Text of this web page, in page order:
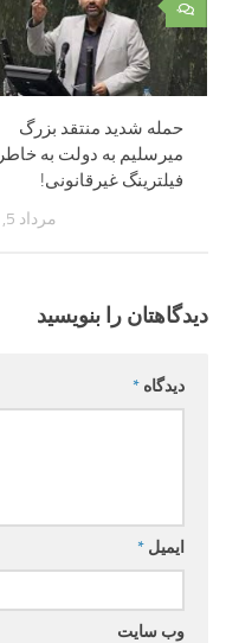
۰
حمله شدید منتقد بزرگ
میرسلیم به دولت به خاطر
فیلترینگ غیرقانونی!
مرداد 5, 1402
دیدگاهتان را بنویسید
دیدگاه *
ایمیل *
وب‌ سایت